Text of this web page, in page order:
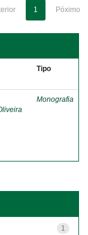
1 Póximo
Tipo
Monografia
1